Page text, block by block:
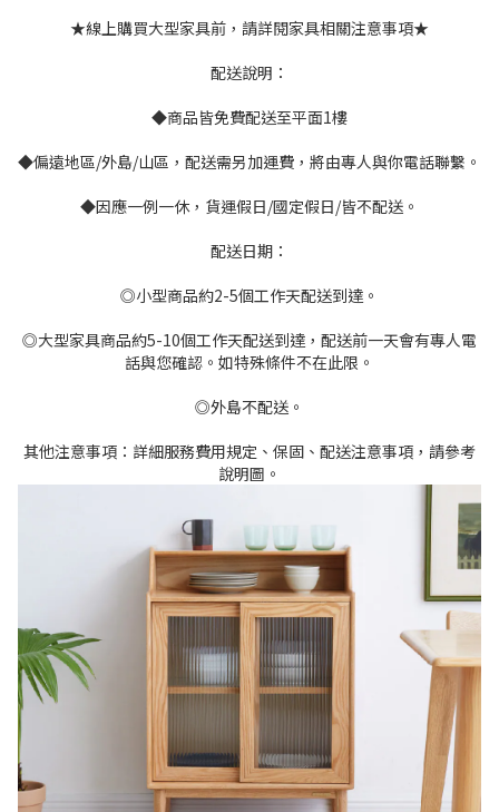
★線上購買大型家具前，請詳閱家具相關注意事項★
配送說明：
◆商品皆免費配送至平面1樓
◆偏遠地區/外島/山區，配送需另加運費，將由專人與你電話聯繫。
◆因應一例一休，貨運假日/國定假日/皆不配送。
配送日期：
◎小型商品約2-5個工作天配送到達。
◎大型家具商品約5-10個工作天配送到達，配送前一天會有專人電
話與您確認。如特殊條件不在此限。
◎外島不配送。
其他注意事項：詳細服務費用規定、保固、配送注意事項，請參考
說明圖。